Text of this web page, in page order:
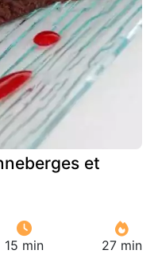
et
15 min 27 min